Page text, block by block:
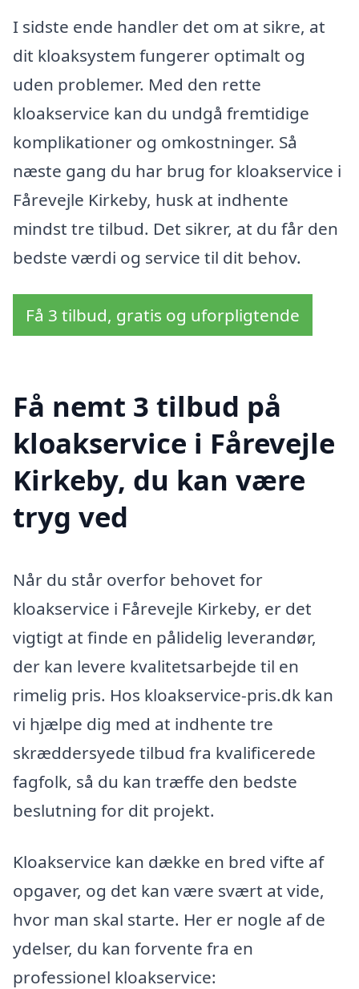
I sidste ende handler det om at sikre, at
dit kloaksystem fungerer optimalt og
uden problemer. Med den rette
kloakservice kan du undgå fremtidige
komplikationer og omkostninger. Så
næste gang du har brug for kloakservice i
Fårevejle Kirkeby, husk at indhente
mindst tre tilbud. Det sikrer, at du får den
bedste værdi og service til dit behov.
Få 3 tilbud, gratis og uforpligtende
Få nemt 3 tilbud på
kloakservice i Fårevejle
Kirkeby, du kan være
tryg ved
Når du står overfor behovet for
kloakservice i Fårevejle Kirkeby, er det
vigtigt at finde en pålidelig leverandør,
der kan levere kvalitetsarbejde til en
rimelig pris. Hos kloakservice-pris.dk kan
vi hjælpe dig med at indhente tre
skræddersyede tilbud fra kvalificerede
fagfolk, så du kan træffe den bedste
beslutning for dit projekt.
Kloakservice kan dække en bred vifte af
opgaver, og det kan være svært at vide,
hvor man skal starte. Her er nogle af de
ydelser, du kan forvente fra en
professionel kloakservice: